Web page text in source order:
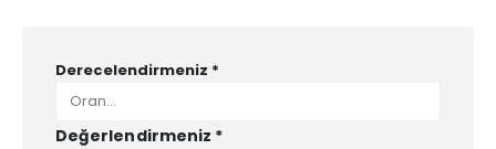
Derecelendirmeniz *
Değerlendirmeniz *